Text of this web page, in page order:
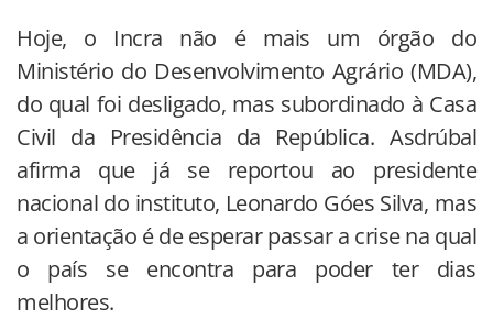
Hoje, o Incra não é mais um órgão do
Ministério do Desenvolvimento Agrário (MDA),
do qual foi desligado, mas subordinado à Casa
Civil da Presidência da República. Asdrúbal
afirma que já se reportou ao presidente
nacional do instituto, Leonardo Góes Silva, mas
a orientação é de esperar passar a crise na qual
o país se encontra para poder ter dias
melhores.